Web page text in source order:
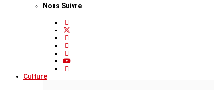
Nous Suivre
Culture